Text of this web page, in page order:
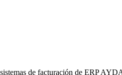
de facturación de ERP